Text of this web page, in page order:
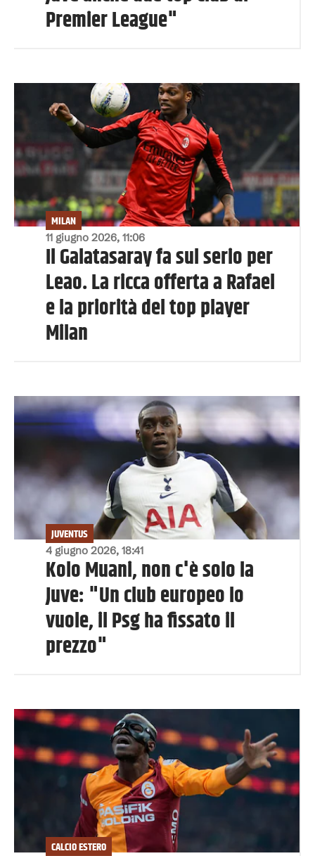
Premier League"
11 giugno 2026, 11:06
MILAN
Il Galatasaray fa sul serio per
Leao. La ricca offerta a Rafael
e la priorità del top player
Milan
4 giugno 2026, 18:41
JUVENTUS
Kolo Muani, non c'è solo la
Juve: "Un club europeo lo
vuole, il Psg ha fissato il
prezzo"
CALCIO ESTERO